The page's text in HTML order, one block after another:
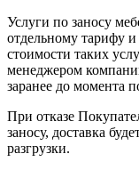
Услуги по заносу
отдельному тарифу
стоимости таких
менеджером
заранее до момента
При отказе
заносу, доставка
разгрузки.